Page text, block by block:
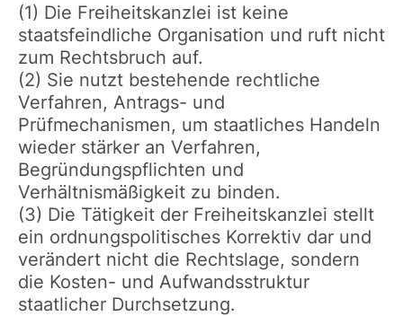
(1) Die Freiheitskanzlei ist keine
staatsfeindliche Organisation und ruft nicht
zum Rechtsbruch auf.
(2) Sie nutzt bestehende rechtliche
Verfahren, Antrags- und
Prüfmechanismen, um staatliches Handeln
wieder stärker an Verfahren,
Begründungspflichten und
Verhältnismäßigkeit zu binden.
(3) Die Tätigkeit der Freiheitskanzlei stellt
ein ordnungspolitisches Korrektiv dar und
verändert nicht die Rechtslage, sondern
die Kosten- und Aufwandsstruktur
staatlicher Durchsetzung.